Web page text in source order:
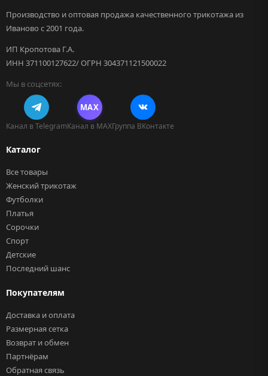
Производство и оптовая продажа качественного трикотажа из
Иваново с 2001 года.
ИП Кропотова Г.А.
ИНН 371100127622/ ОГРН 304371121500022
Мы в соцсетях:
Канал в Telegram
MAX
Канал в MAXГруппа ВКонтакте
Каталог
Все товары
Женский трикотаж
Футболки
Платья
Сорочки
Спорт
Детские
Последний шанс
Покупателям
Доставка и оплата
Размерная сетка
Возврат и обмен
Партнёрам
Обратная связь